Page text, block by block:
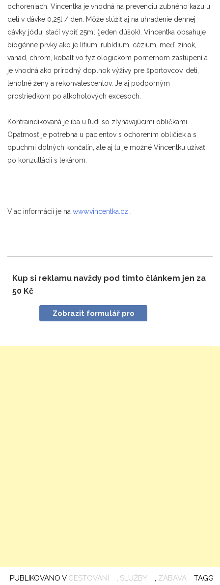
ochoreniach. Vincentka je vhodná na prevenciu zubného kazu u
detí v dávke 0,25l / deň. Môže slúžiť aj na uhradenie dennej
dávky jódu, stačí vypiť 25ml (jeden dúšok). Vincentka obsahuje
biogénne prvky ako je lítium, rubídium, cézium, meď, zinok,
vanád, chróm, kobalt vo fyziologickom pomernom zastúpení a
je vhodná ako prírodný doplnok výživy pre športovcov, deti,
tehotné ženy a rekonvalescentov. Je aj podporným
prostriedkom po alkoholových excesoch.
Kontraindikovaná je iba u ľudí so zlyhávajúcimi obličkami.
Opatrnosť je potrebná u pacientov s ochorením obličiek a s
opuchmi dolných končatín, ale aj tu je možné Vincentku užívať
po konzultácii s lekárom.
Viac informácií je na www.vincentka.cz
Kup si reklamu navždy pod tímto článkem jen za
50 Kč
Zobrazit formulář pro
PUBLIKOVÁNO V CESTOVÁNÍ , SLUŽBY , ZÁBAVA